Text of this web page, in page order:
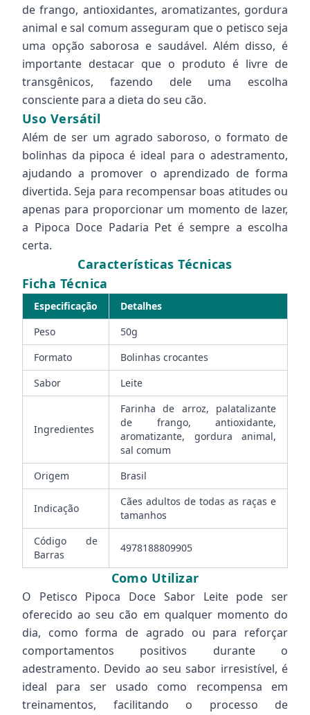
de frango, antioxidantes, aromatizantes, gordura
animal e sal comum asseguram que o petisco seja
uma opção saborosa e saudável. Além disso, é
importante destacar que o produto é livre de
transgênicos, fazendo dele uma escolha
consciente para a dieta do seu cão.
Uso Versátil
Além de ser um agrado saboroso, o formato de
bolinhas da pipoca é ideal para o adestramento,
ajudando a promover o aprendizado de forma
divertida. Seja para recompensar boas atitudes ou
apenas para proporcionar um momento de lazer,
a Pipoca Doce Padaria Pet é sempre a escolha
certa.
Características Técnicas
Ficha Técnica
Especificação
Detalhes
Peso
50g
Formato
Bolinhas crocantes
Sabor
Leite
Ingredientes
Farinha de arroz, palatalizante
de frango, antioxidante,
aromatizante, gordura animal,
sal comum
Origem
Brasil
Indicação
Cães adultos de todas as raças e
tamanhos
Código de
Barras
4978188809905
Como Utilizar
O Petisco Pipoca Doce Sabor Leite pode ser
oferecido ao seu cão em qualquer momento do
dia, como forma de agrado ou para reforçar
comportamentos positivos durante o
adestramento. Devido ao seu sabor irresistível, é
ideal para ser usado como recompensa em
treinamentos, facilitando o processo de